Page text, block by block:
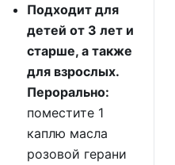
Подходит для
детей от 3 лет и
старше, а также
для взрослых.
Перорально:
поместите 1
каплю масла
розовой герани